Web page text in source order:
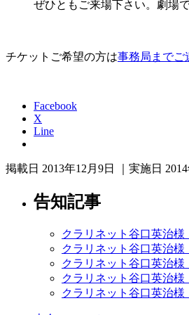
ぜひともご来場下さい。劇場
チケットご希望の方は事務局までご
Facebook
X
Line
掲載日 2013年12月9日 ｜実施日 2014
告知記事
クラリネット谷口英治様
クラリネット谷口英治様
クラリネット谷口英治様
クラリネット谷口英治様
クラリネット谷口英治様